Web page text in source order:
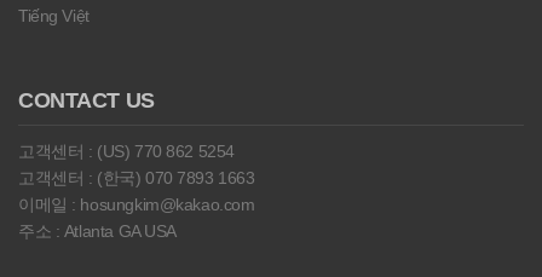
Tiếng Việt
CONTACT US
고객센터 : (US) 770 862 5254
고객센터 : (한국) 070 7893 1663
이메일 : hosungkim@kakao.com
주소 : Atlanta GA USA